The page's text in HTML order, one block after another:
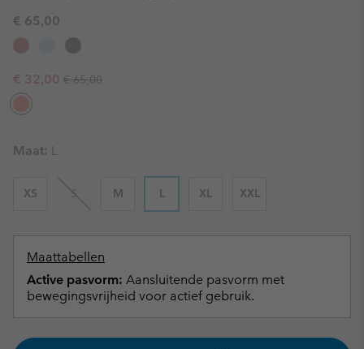
€ 65,00
Sale price:
€ 32,00 Regular price:
€ 65,00
Maat:
XS S M L XL XXL
Maattabellen
Active pasvorm: Aansluitende pasvorm met
bewegingsvrijheid voor actief gebruik.